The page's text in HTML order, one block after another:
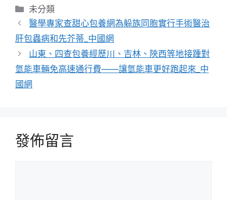
分
類
未分類
醫學專家查甜心包養網為躲族同胞實行手術醫治
肝包蟲病和先芥蒂_中國網
山東、四查包養經歷川、吉林、陜西等地接踵對
氫能車輛免高速通行費——讓氫能車更好跑起來_中
國網
發佈留言